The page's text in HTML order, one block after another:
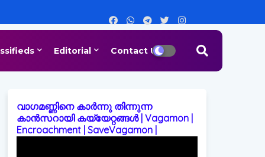
Editorial Contact Us
വാഗമണ്ണിനെ കാർന്നു തിന്നുന്ന
കാൻസറായി കയ്യേറ്റങ്ങൾ | Vagamon |
Encroachment | SaveVagamon |